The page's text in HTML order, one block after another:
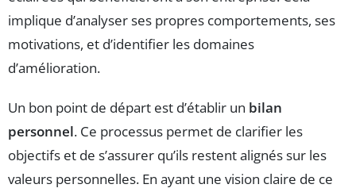
implique d’analyser ses propres comportements, ses
motivations, et d’identifier les domaines
d’amélioration.
Un bon point de départ est d’établir un bilan
personnel. Ce processus permet de clarifier les
objectifs et de s’assurer qu’ils restent alignés sur les
valeurs personnelles. En ayant une vision claire de ce